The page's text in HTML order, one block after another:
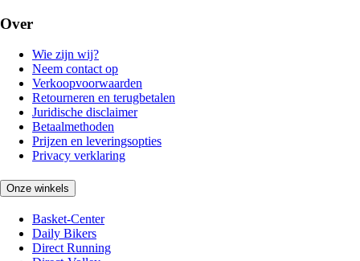
Over
Wie zijn wij?
Neem contact op
Verkoopvoorwaarden
Retourneren en terugbetalen
Juridische disclaimer
Betaalmethoden
Prijzen en leveringsopties
Privacy verklaring
Onze winkels
Basket-Center
Daily Bikers
Direct Running